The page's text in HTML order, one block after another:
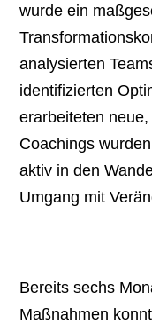
wurde ein
analysierten
identifizierten
erarbeiteten
Coachings
aktiv in den
Umgang mit
Bereits sechs
Maßnahmen